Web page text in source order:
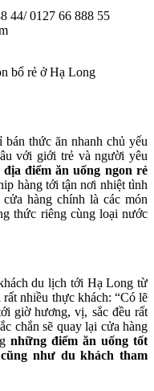
44/ 0127 66 888 55
thức ăn nhanh chủ yếu
với giới trẻ và người yêu
địa điểm ăn uống ngon rẻ
hàng tới tận nơi nhiệt tình
hàng chính là các món
thức riêng cùng loại nước
du lịch tới Hạ Long từ
nhiều thực khách: “Có lẽ
giờ hương, vị, sắc đều rất
chắn sẽ quay lại cửa hàng
những điểm ăn uống tốt
như du khách tham